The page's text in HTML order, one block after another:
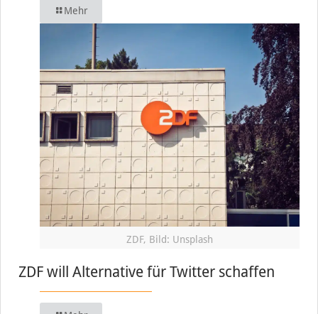
Mehr
ZDF, Bild: Unsplash
ZDF will Alternative für Twitter schaffen